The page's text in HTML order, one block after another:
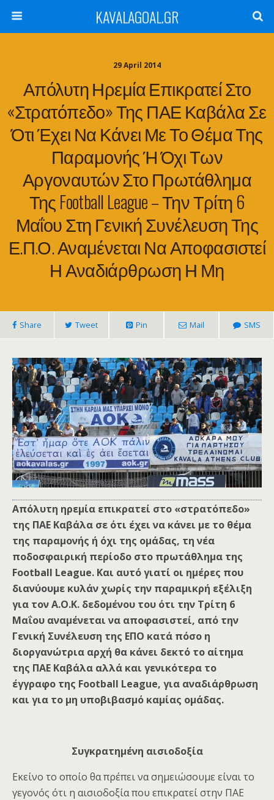
KAVALAGOAL.GR
29 April 2014
Απόλυτη Ηρεμία Επικρατεί Στο
«στρατόπεδο» Της ΠΑΕ Καβάλα Σε
Ότι Έχει Να Κάνει Με Το Θέμα Της
Παραμονής Ή Όχι Των
Αργοναυτών Στο Πρωτάθλημα
Της Football League – Την Τρίτη 6
Μαΐου Στη Γενική Συνέλευση Της
Ε.Π.Ο. Αναμένεται Να Αποφασιστεί
Η Αναδιάρθρωση Η Μη
Share Tweet Pin Mail SMS
Απόλυτη ηρεμία επικρατεί στο «στρατόπεδο»
της ΠΑΕ Καβάλα σε ότι έχει να κάνει με το θέμα
της παραμονής ή όχι της ομάδας, τη νέα
ποδοσφαιρική περίοδο στο πρωτάθλημα της
Football League. Και αυτό γιατί οι ημέρες που
διανύουμε κυλάν χωρίς την παραμικρή εξέλιξη
για τον Α.Ο.Κ. δεδομένου του ότι την Τρίτη 6
Μαΐου αναμένεται να αποφασιστεί, από την
Γενική Συνέλευση της ΕΠΟ κατά πόσο η
διοργανώτρια αρχή θα κάνει δεκτό το αίτημα
της ΠΑΕ Καβάλα αλλά και γενικότερα το
έγγραφο της Football League, για αναδιάρθρωση
και για το μη υποβιβασμό καμίας ομάδας.
Συγκρατημένη αισιοδοξία
Εκείνο το οποίο θα πρέπει να σημειώσουμε είναι το
γεγονός ότι η αισιοδοξία που επικρατεί στην ΠΑΕ